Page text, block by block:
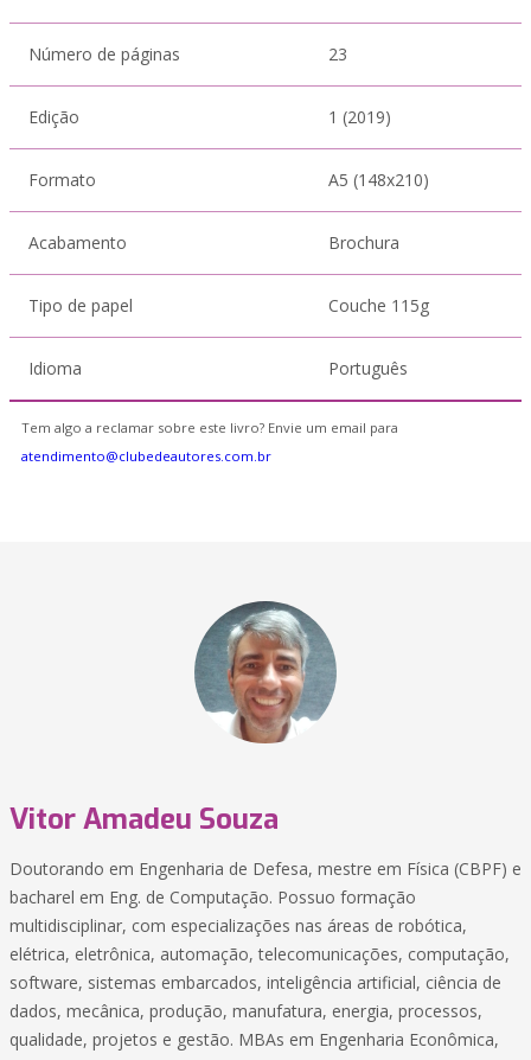
Número de páginas 23
Edição 1 (2019)
Formato A5 (148x210)
Acabamento Brochura
Tipo de papel Couche 115g
Idioma Português
Tem algo a reclamar sobre este livro? Envie um email para
atendimento@clubedeautores.com.br
Vitor Amadeu Souza
Doutorando em Engenharia de Defesa, mestre em Física (CBPF) e
bacharel em Eng. de Computação. Possuo formação
multidisciplinar, com especializações nas áreas de robótica,
elétrica, eletrônica, automação, telecomunicações, computação,
software, sistemas embarcados, inteligência artificial, ciência de
dados, mecânica, produção, manufatura, energia, processos,
qualidade, projetos e gestão. MBAs em Engenharia Econômica,